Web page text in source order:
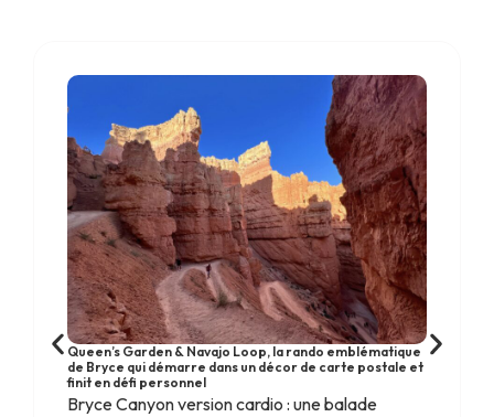
Queen’s Garden & Navajo Loop, la rando emblématique
de Bryce qui démarre dans un décor de carte postale et
finit en défi personnel
Bryce Canyon version cardio : une balade